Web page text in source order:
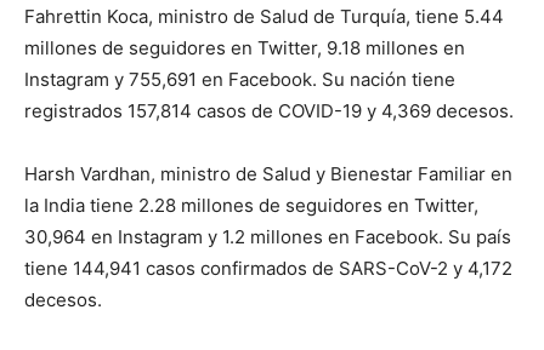
Fahrettin Koca, ministro de Salud de Turquía, tiene 5.44
millones de seguidores en Twitter, 9.18 millones en
Instagram y 755,691 en Facebook. Su nación tiene
registrados 157,814 casos de COVID-19 y 4,369 decesos.
Harsh Vardhan, ministro de Salud y Bienestar Familiar en
la India tiene 2.28 millones de seguidores en Twitter,
30,964 en Instagram y 1.2 millones en Facebook. Su país
tiene 144,941 casos confirmados de SARS-CoV-2 y 4,172
decesos.